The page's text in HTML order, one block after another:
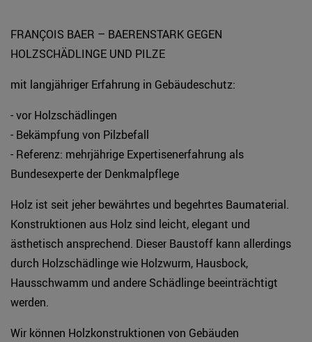
FRANÇOIS BAER – BAERENSTARK GEGEN
HOLZSCHÄDLINGE UND PILZE
mit langjähriger Erfahrung in Gebäudeschutz:
- vor Holzschädlingen
- Bekämpfung von Pilzbefall
- Referenz: mehrjährige Expertisenerfahrung als
Bundesexperte der Denkmalpflege
Holz ist seit jeher bewährtes und begehrtes Baumaterial.
Konstruktionen aus Holz sind leicht, elegant und
ästhetisch ansprechend. Dieser Baustoff kann allerdings
durch Holzschädlinge wie Holzwurm, Hausbock,
Hausschwamm und andere Schädlinge beeinträchtigt
werden.
Wir können Holzkonstruktionen von Gebäuden